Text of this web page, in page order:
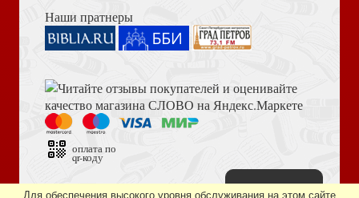
Наши пратнеры
оплата по
qr-коду
Дизайн сайта —студия «Артминистри»
Для обеспечения высокого уровня обслуживания на этом сайте